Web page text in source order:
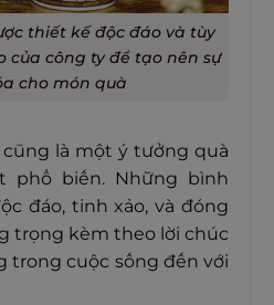
thiết kế độc đáo và tùy
của công ty để tạo nên sự
cho món quà
là một ý tưởng quà
phổ biến. Những bình
đáo, tinh xảo, và đóng
trọng kèm theo lời chúc
trong cuộc sống đến với